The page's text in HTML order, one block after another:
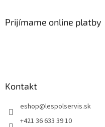
Prijímame online platby
Kontakt
eshop@lespolservis.sk
+421 36 633 39 10